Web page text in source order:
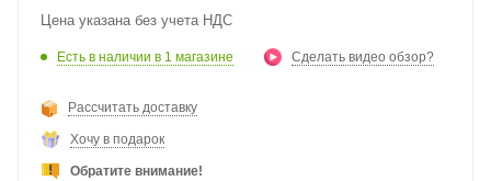
Цена указана без учета НДС
Есть в наличии в 1 магазине Сделать видео обзор?
Рассчитать доставку
Хочу в подарок
Обратите внимание!